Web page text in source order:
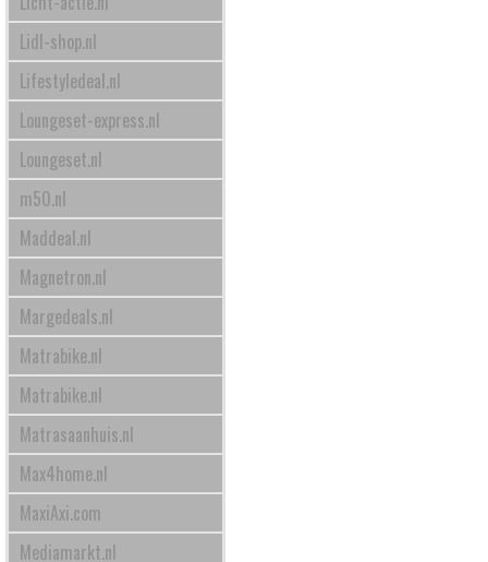
Lidl-shop.nl
Lifestyledeal.nl
Loungeset-express.nl
Loungeset.nl
m50.nl
Maddeal.nl
Magnetron.nl
Margedeals.nl
Matrabike.nl
Matrabike.nl
Matrasaanhuis.nl
Max4home.nl
MaxiAxi.com
Mediamarkt.nl